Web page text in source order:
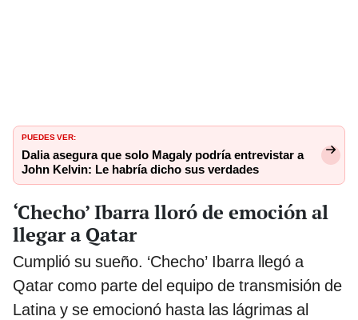
PUEDES VER:
Dalia asegura que solo Magaly podría entrevistar a
John Kelvin: Le habría dicho sus verdades
‘Checho’ Ibarra lloró de emoción al
llegar a Qatar
Cumplió su sueño. ‘Checho’ Ibarra llegó a
Qatar como parte del equipo de transmisión de
Latina y se emocionó hasta las lágrimas al